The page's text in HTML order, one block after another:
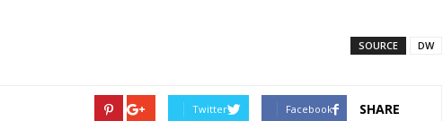
SOURCE DW
SHARE
Facebook
Twitter